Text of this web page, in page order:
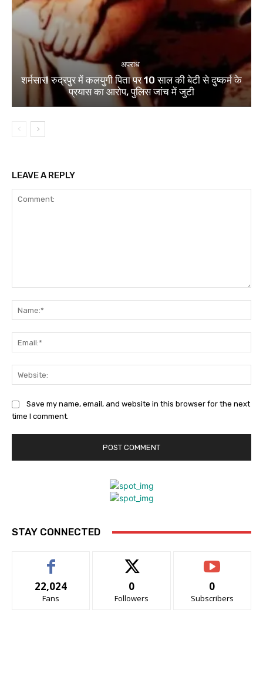
अपराध
शर्मसार! रुद्रपुर में कलयुगी पिता पर 10 साल की बेटी से दुष्कर्म के
प्रयास का आरोप, पुलिस जांच में जुटी
LEAVE A REPLY
Save my name, email, and website in this browser for the next
time I comment.
STAY CONNECTED
22,024
Fans
0
Followers
0
Subscribers